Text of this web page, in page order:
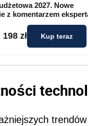
2027. Nowe
z komentarzem
198 zł Kup teraz